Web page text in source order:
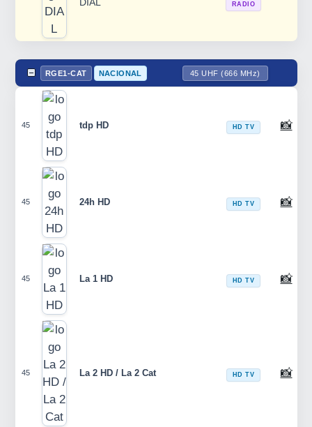
DIAL RADIO
RGE1-CAT NACIONAL 45 UHF (666 MHz)
45 tdp HD HD TV 📸
45 24h HD HD TV 📸
45 La 1 HD HD TV 📸
45 La 2 HD / La 2 Cat HD TV 📸